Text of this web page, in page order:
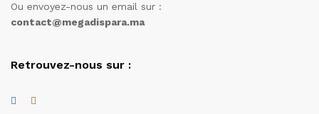
Ou envoyez-nous un email sur :
contact@megadispara.ma
Retrouvez-nous sur :